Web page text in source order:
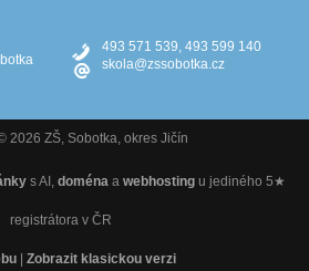
493 571 539, 493 599 140
skola@zssobotka.cz
2026 ZŠ, Sobotka, okres Jičín
s AI, doména a webhosting u jediného 5★
registrátora v ČR
Zobrazit klasickou verzi